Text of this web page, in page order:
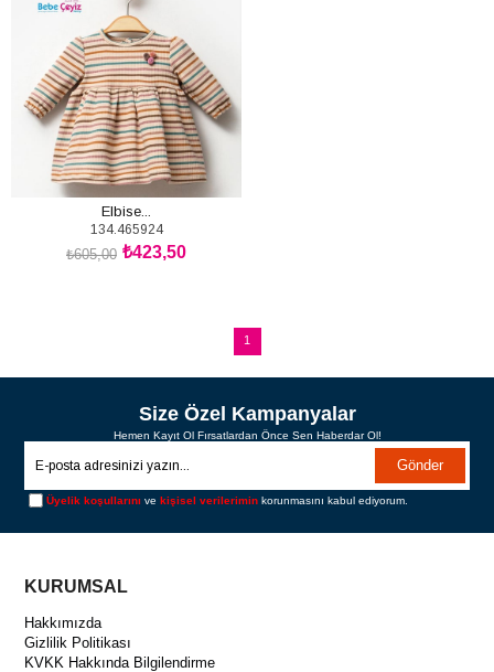
İndirim
Elbise...
134.465924
₺423,50
₺605,00
1
Size Özel Kampanyalar
Hemen Kayıt Ol Fırsatlardan Önce Sen Haberdar Ol!
Gönder
Üyelik koşullarını vekişisel verilerimin korunmasını kabul ediyorum.
KURUMSAL
Hakkımızda
Gizlilik Politikası
KVKK Hakkında Bilgilendirme